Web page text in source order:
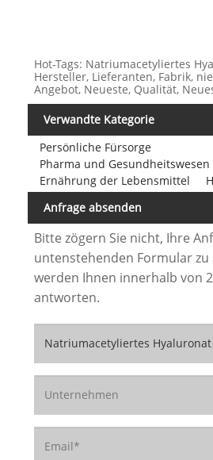
Hot-Tags: Natriumacetyliertes
Hersteller, Lieferanten, Fabrik,
Angebot, Neueste, Qualität,
Verwandte Kategorie
Persönliche Fürsorge
Pharma und Gesundheitswesen
Ernährung der Lebensmittel
Anfrage absenden
Bitte zögern Sie nicht, Ihre
untenstehenden Formular zu
werden Ihnen innerhalb von
antworten.